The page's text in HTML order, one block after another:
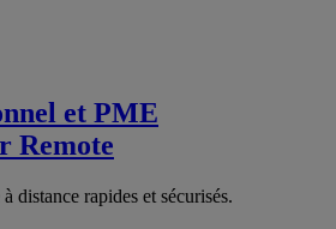
et PME
Remote
distance rapides et sécurisés.